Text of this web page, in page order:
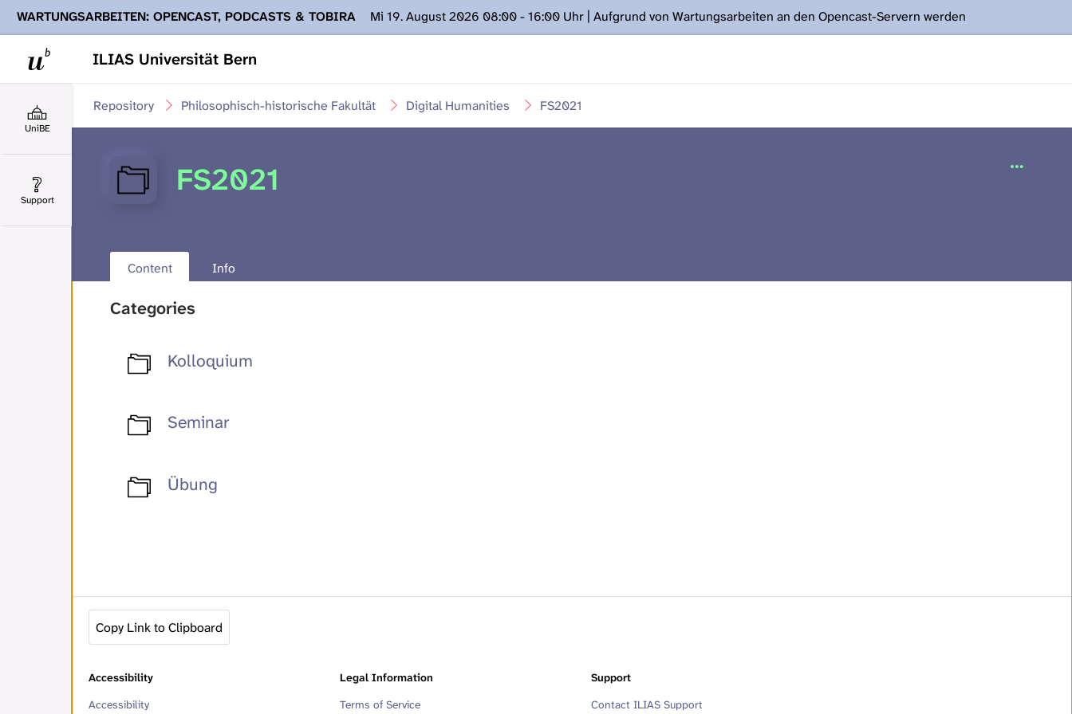
ILIAS Universität Bern
WARTUNGSARBEITEN: OPENCAST, PODCASTS & TOBIRA
Mi 19. August 2026 08:00 - 16:00 Uhr | Aufgrund von Wartungsarbeiten an den Opencast-Servern werden
Ihnen Podcasts, Opencast-Videos und Tobira nicht zur Verfügung stehen. Kontakt: www.podcast.unibe.ch
UniBE
Support
FS2021
Digital Humanities
Philosophisch-historische Fakultät
Repository
FS2021
Content Info
Categories
Kolloquium
Seminar
Übung
Copy Link to Clipboard
Accessibility
Accessibility
Legal Information
Terms of Service
Support
Contact ILIAS Support